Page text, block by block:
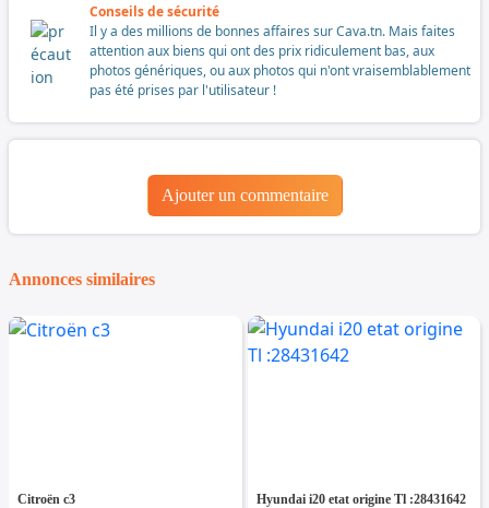
Conseils de sécurité
Il y a des millions de bonnes affaires sur Cava.tn. Mais faites
attention aux biens qui ont des prix ridiculement bas, aux
photos génériques, ou aux photos qui n'ont vraisemblablement
pas été prises par l'utilisateur !
Ajouter un commentaire
Annonces similaires
Citroën c3 Hyundai i20 etat origine Tl :28431642